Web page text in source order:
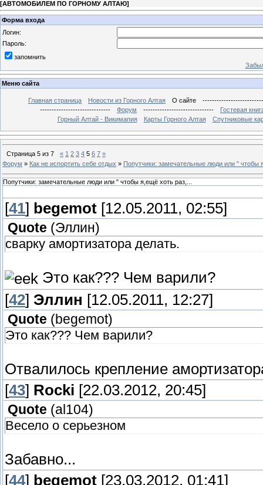
[АВТОМОБИЛЕМ ПО ГОРНОМУ АЛТАЮ]
Форма входа
Логин:
Пароль:
запомнить
Меню сайта
Главная страница Новости из Горного Алтая О сайте
------------------------------
Форум ------------------------------
Гостевая
Горный Алтай - Викимапия
Карты Горного Алтая Спутниковые
Страница 5 из 7 « 1 2 3 4 5 6 7 »
Форум » Как не испортить себе отдых » Попутчики: замечательные люди или " чтобы
Попутчики: замечательные люди или " чтобы я,ещё хоть раз,...
[41] begemot [12.05.2011, 02:55]
Quote (Эллин)
сварку амортизатора делать.
Это как??? Чем варили?
[42] Эллин [12.05.2011, 12:27]
Quote (begemot)
Это как??? Чем варили?
Отвалилось крепление
[43] Rocki [22.03.2012, 20:45]
Quote (al104)
Весело о серьезном
Забавно...
[44] begemot [23.03.2012, 01:41]